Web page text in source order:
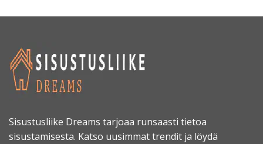
Sisustusliike Dreams tarjoaa runsaasti tietoa
sisustamisesta. Katso uusimmat trendit ja löydä